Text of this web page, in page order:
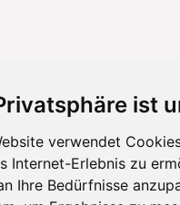
ist
verwendet
Internet-Erlebnis zu
Ihre Bedürfnisse